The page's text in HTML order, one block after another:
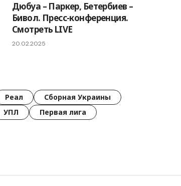
Дюбуа – Паркер, Бетербиев –
Бивол. Пресс-конференция.
Смотреть LIVE
20.02.2025
Реал
Сборная Украины
УПЛ
Первая лига